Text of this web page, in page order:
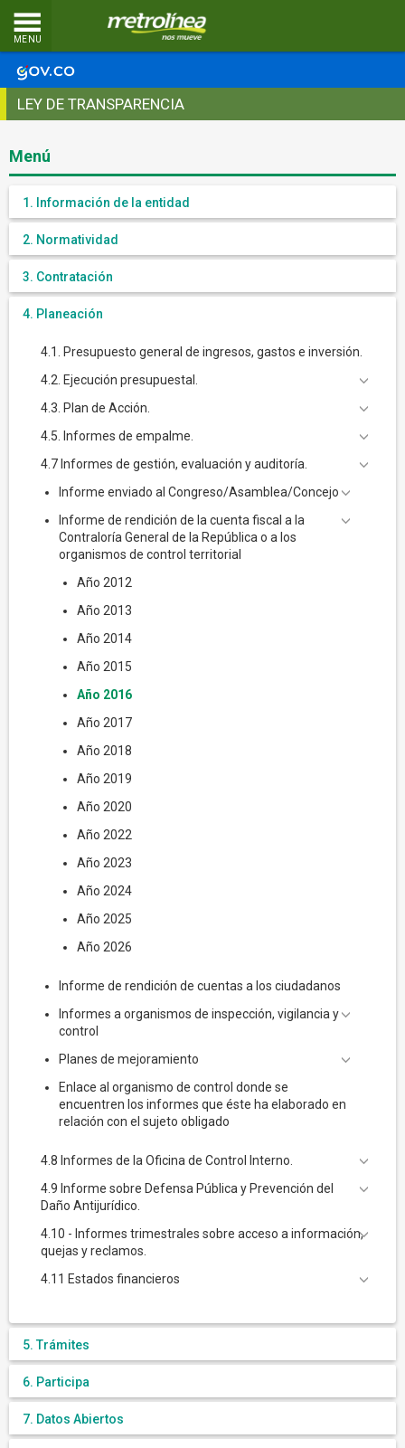
MENU
LEY DE TRANSPARENCIA
Menú
1. Información de la entidad
2. Normatividad
3. Contratación
4. Planeación
4.1. Presupuesto general de ingresos, gastos e inversión.
4.2. Ejecución presupuestal.
4.3. Plan de Acción.
4.5. Informes de empalme.
4.7 Informes de gestión, evaluación y auditoría.
Informe enviado al Congreso/Asamblea/Concejo
Informe de rendición de la cuenta fiscal a la
Contraloría General de la República o a los
organismos de control territorial
Año 2012
Año 2013
Año 2014
Año 2015
Año 2016
Año 2017
Año 2018
Año 2019
Año 2020
Año 2022
Año 2023
Año 2024
Año 2025
Año 2026
Informe de rendición de cuentas a los ciudadanos
Informes a organismos de inspección, vigilancia y
control
Planes de mejoramiento
Enlace al organismo de control donde se
encuentren los informes que éste ha elaborado en
relación con el sujeto obligado
4.8 Informes de la Oficina de Control Interno.
4.9 Informe sobre Defensa Pública y Prevención del
Daño Antijurídico.
4.10 - Informes trimestrales sobre acceso a información,
quejas y reclamos.
4.11 Estados financieros
5. Trámites
6. Participa
7. Datos Abiertos